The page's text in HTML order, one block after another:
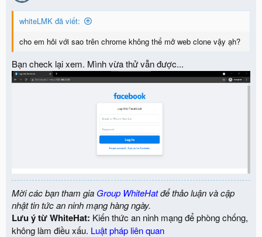
whiteLMK đã viết:
cho em hỏi với sao trên chrome không thể mở web clone vậy ạh?
Bạn check lại xem. Mình vừa thử vẫn được...
Mời các bạn tham gia Group WhiteHatđể thảo luận và cập
nhật tin tức an ninh mạng hàng ngày.
Lưu ý từ WhiteHat: Kiến thức an ninh mạng để phòng chống,
không làm điều xấu. Luật pháp liên quan